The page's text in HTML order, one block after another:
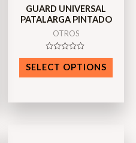
GUARD UNIVERSAL
PATALARGA PINTADO
OTROS
Rated
0
out
of
SELECT OPTIONS